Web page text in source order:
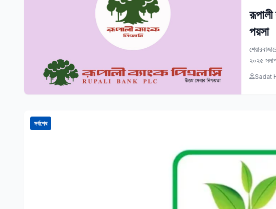
পয়সা
২০২৫
Sadat
সর্বশেষ